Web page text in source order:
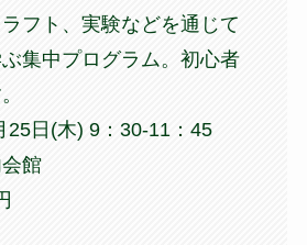
フト、実験などを通じて
集中プログラム。初心者
25日(木) 9：30-11：45
館